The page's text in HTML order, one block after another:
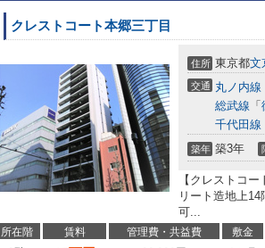
クレストコート本郷三丁目
住所 東京都文
交通 丸ノ内線
総武線 「
千代田線
築年 築3年
【クレストコ
リート造地上
可...
所在階 賃料 管理費・共益費 敷金